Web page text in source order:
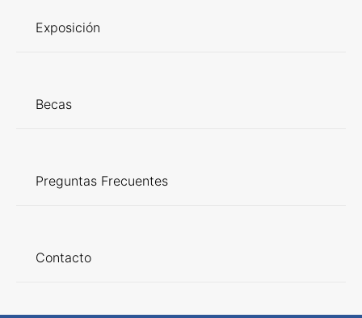
Exposición
Becas
Preguntas Frecuentes
Contacto